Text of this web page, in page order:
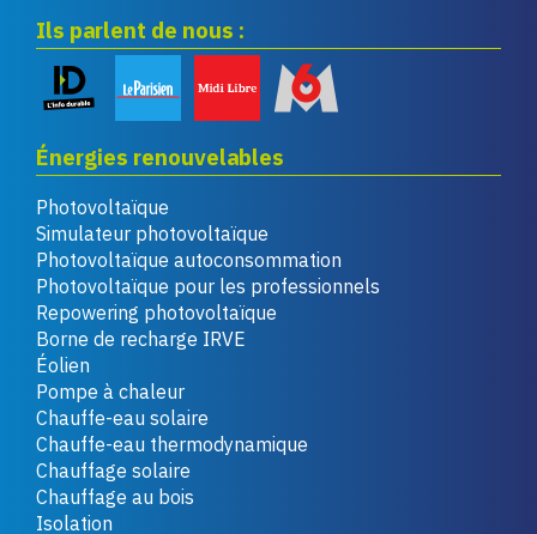
Ils parlent de nous :
Énergies renouvelables
Photovoltaïque
Simulateur photovoltaïque
Photovoltaïque autoconsommation
Photovoltaïque pour les professionnels
Repowering photovoltaïque
Borne de recharge IRVE
Éolien
Pompe à chaleur
Chauffe-eau solaire
Chauffe-eau thermodynamique
Chauffage solaire
Chauffage au bois
Isolation